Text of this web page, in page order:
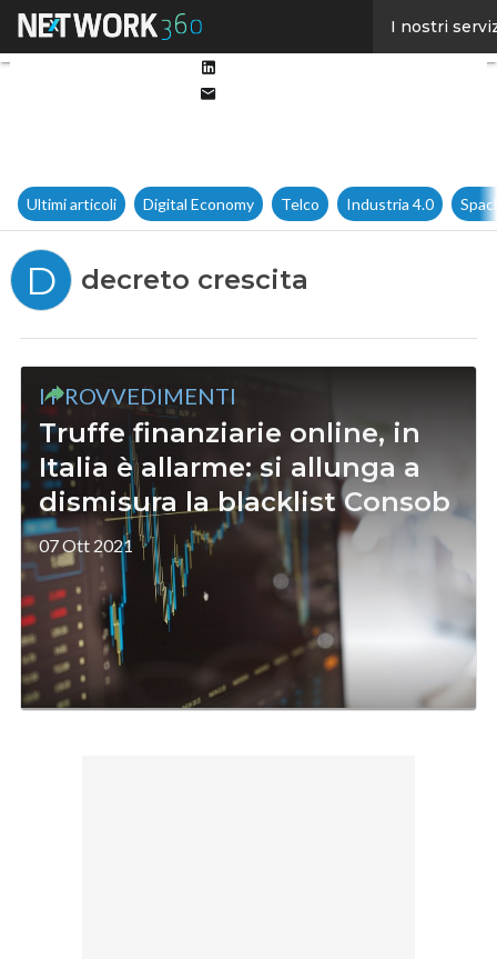
I nostri
Ultimi articoli Digital Economy Telco Industria 4.0
D decreto crescita
I PROVVEDIMENTI
Truffe finanziarie online, in
Italia è allarme: si allunga a
dismisura la blacklist Consob
07 Ott 2021